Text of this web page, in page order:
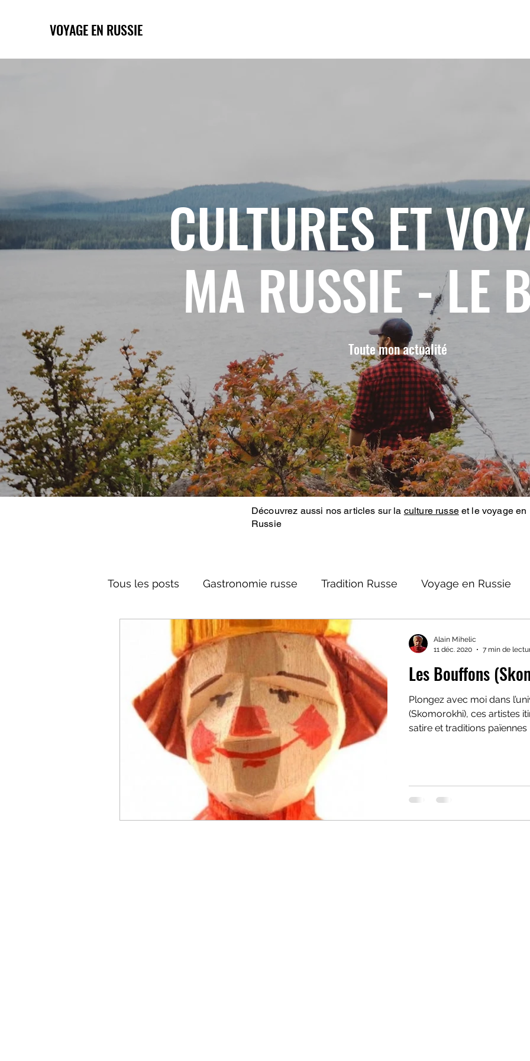
VOYAGE EN RUSSIE
CULTURES ET
MA RUSSIE - LE
Toute mon actualité
Découvrez aussi nos articles sur la culture russeet le voyage en
Russie
Tous les posts Gastronomie russe Tradition Russe Voyage en Russie
Société russe Architecture russe Religions et Mythologies
Culture russe conte fantastique Les Bouffons
Plongez avec moi dans
(Skomorokhi), ces artistes
satire et traditions païennes
Alain Mihelic
11 déc. 2020
7 min de